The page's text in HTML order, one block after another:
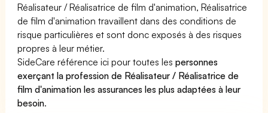
Réalisateur / Réalisatrice de film d'animation, Réalisatrice
de film d'animation travaillent dans des conditions de
risque particulières et sont donc exposés à des risques
propres à leur métier.
SideCare référence ici pour toutes lespersonnes
exerçant la profession de Réalisateur / Réalisatrice de
film d'animation les assurances les plus adaptées à leur
besoin.